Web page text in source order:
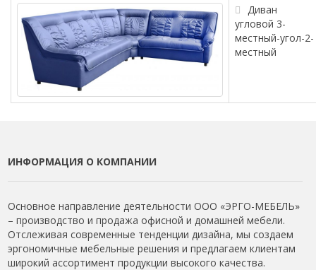
Диван
угловой 3-
местный-угол-2-
местный
ИНФОРМАЦИЯ О КОМПАНИИ
Основное направление деятельности ООО «ЭРГО-МЕБЕЛЬ»
– производство и продажа офисной и домашней мебели.
Отслеживая современные тенденции дизайна, мы создаем
эргономичные мебельные решения и предлагаем клиентам
широкий ассортимент продукции высокого качества.